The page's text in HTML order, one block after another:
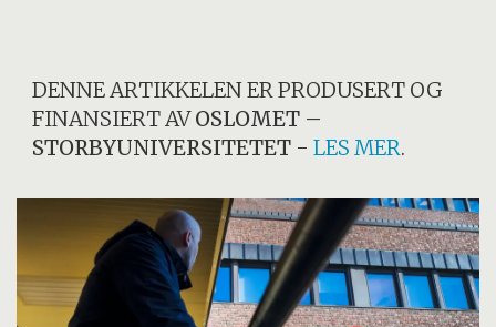
DENNE ARTIKKELEN ER PRODUSERT OG
FINANSIERT AVOSLOMET –
STORBYUNIVERSITETET -LES MER.